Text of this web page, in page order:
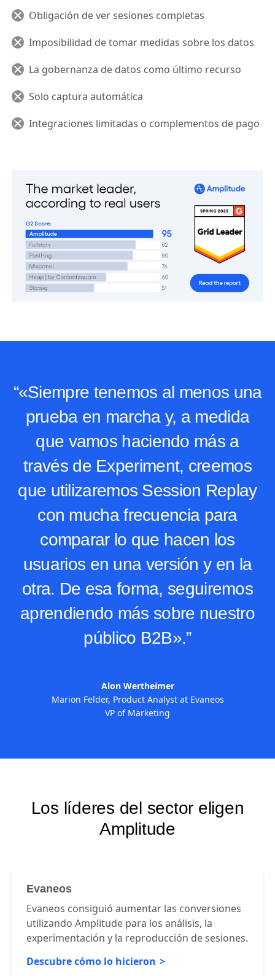
Obligación de ver sesiones completas
Imposibilidad de tomar medidas sobre los datos
La gobernanza de datos como último recurso
Solo captura automática
Integraciones limitadas o complementos de pago
“«Siempre tenemos al menos una
prueba en marcha y, a medida
que vamos haciendo más a
través de Experiment, creemos
que utilizaremos Session Replay
con mucha frecuencia para
comparar lo que hacen los
usuarios en una versión y en la
otra. De esa forma, seguiremos
aprendiendo más sobre nuestro
público B2B».”
Alon Wertheimer
Marion Felder, Product Analyst at Evaneos
VP of Marketing
Los líderes del sector eligen
Amplitude
Evaneos
Evaneos consiguió aumentar las conversiones
utilizando Amplitude para los análisis, la
experimentación y la reproducción de sesiones.
Descubre cómo lo hicieron